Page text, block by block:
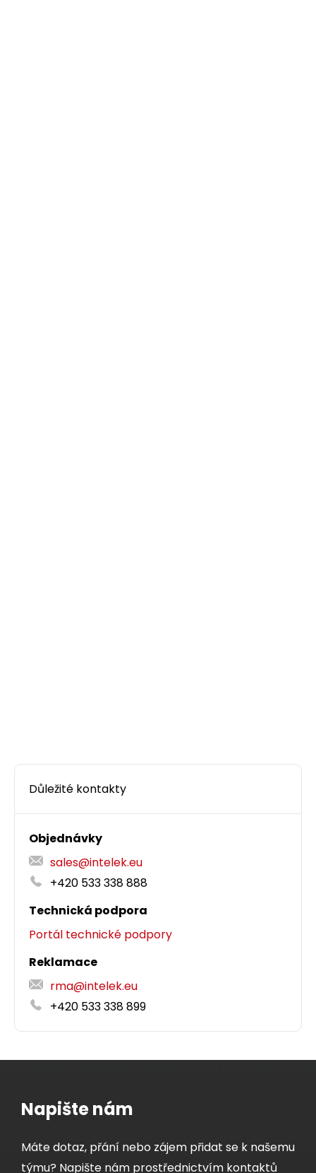
Důležité kontakty
Objednávky
sales@intelek.eu
+420 533 338 888
Technická podpora
Portál technické podpory
Reklamace
rma@intelek.eu
+420 533 338 899
Napište nám
Máte dotaz, přání nebo zájem přidat se k našemu
týmu? Napište nám prostřednictvím kontaktů